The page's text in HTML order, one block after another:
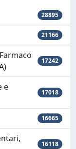
28895
21166
17242
e
17018
16665
16118